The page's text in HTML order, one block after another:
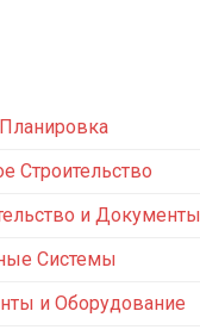
Строительство
и Документы
Системы
и Оборудование